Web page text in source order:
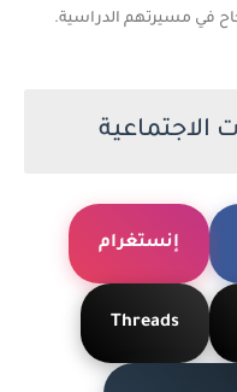
في مسيرتهم الدراسية.
الاجتماعية
إنستغرام
Threads